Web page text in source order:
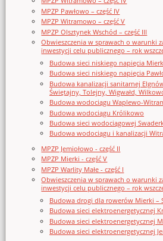
MPZP Pawłowo – część IV
MPZP Witramowo – część V
MPZP Olsztynek Wschód – część III
Obwieszczenia w sprawach o warunki
inwestycji celu publicznego – rok
Budowa sieci niskiego napięcia
Budowa sieci niskiego napięcia
Budowa kanalizacji sanitarnej
Świętajny, Tolejny, Wigwałd,
Budowa wodociągu Waplewo-
Budowa wodociągu Królikowo
Budowa sieci wodociągowej
Budowa wodociągu i kanalizacji
MPZP Jemiołowo - część II
MPZP Mierki - część V
MPZP Warlity Małe - część I
Obwieszczenia w sprawach o warunki
inwestycji celu publicznego – rok
Budowa drogi dla rowerów Mierki –
Budowa sieci elektroenergetycznej
Budowa sieci elektroenergetycznej
Budowa sieci elektroenergetycznej